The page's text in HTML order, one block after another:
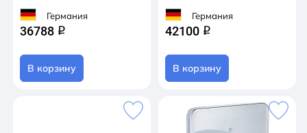
Германия
36788 q
В корзину
Германия
42100 q
В корзину